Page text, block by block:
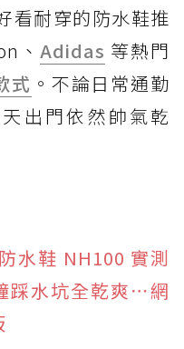
看耐穿的防水鞋推
、Adidas 等熱門
式 。不論日常通勤
出門依然帥氣乾
水鞋 NH100 實測
踩水坑全乾爽⋯網